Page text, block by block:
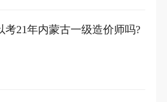
考21年内蒙古一级造价师吗?